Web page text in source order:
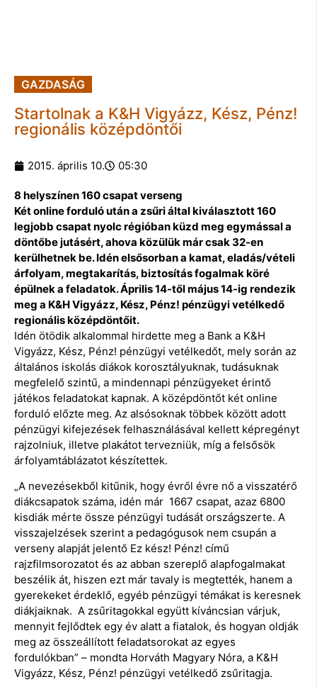
GAZDASÁG
Startolnak a K&H Vigyázz, Kész, Pénz!
regionális középdöntői
2015. április 10. 05:30
8 helyszínen 160 csapat verseng
Két online forduló után a zsűri által kiválasztott 160
legjobb csapat nyolc régióban küzd meg egymással a
döntőbe jutásért, ahova közülük már csak 32-en
kerülhetnek be. Idén elsősorban a kamat, eladás/vételi
árfolyam, megtakarítás, biztosítás fogalmak köré
épülnek a feladatok. Április 14-től május 14-ig rendezik
meg a K&H Vigyázz, Kész, Pénz! pénzügyi vetélkedő
regionális középdöntőit.
Idén ötödik alkalommal hirdette meg a Bank a K&H
Vigyázz, Kész, Pénz! pénzügyi vetélkedőt, mely során az
általános iskolás diákok korosztályuknak, tudásuknak
megfelelő szintű, a mindennapi pénzügyeket érintő
játékos feladatokat kapnak. A középdöntőt két online
forduló előzte meg. Az alsósoknak többek között adott
pénzügyi kifejezések felhasználásával kellett képregényt
rajzolniuk, illetve plakátot tervezniük, míg a felsősök
árfolyamtáblázatot készítettek.
„A nevezésekből kitűnik, hogy évről évre nő a visszatérő
diákcsapatok száma, idén már 1667 csapat, azaz 6800
kisdiák mérte össze pénzügyi tudását országszerte. A
visszajelzések szerint a pedagógusok nem csupán a
verseny alapját jelentő Ez kész! Pénz! című
rajzfilmsorozatot és az abban szereplő alapfogalmakat
beszélik át, hiszen ezt már tavaly is megtették, hanem a
gyerekeket érdeklő, egyéb pénzügyi témákat is keresnek
diákjaiknak. A zsűritagokkal együtt kíváncsian várjuk,
mennyit fejlődtek egy év alatt a fiatalok, és hogyan oldják
meg az összeállított feladatsorokat az egyes
fordulókban” – mondta Horváth Magyary Nóra, a K&H
Vigyázz, Kész, Pénz! pénzügyi vetélkedő zsűritagja.